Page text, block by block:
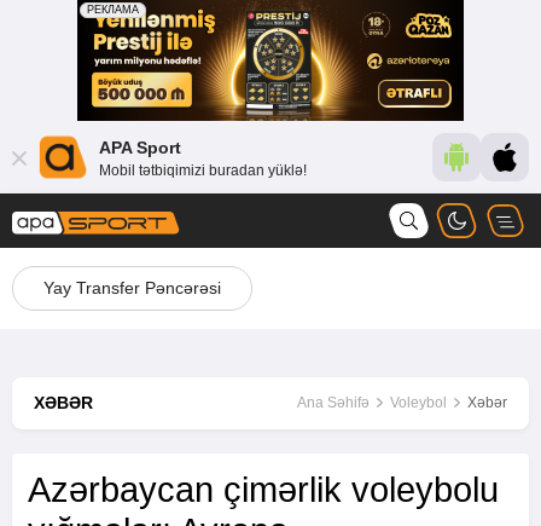
APA Sport
Mobil tətbiqimizi buradan yüklə!
Yay Transfer Pəncərəsi
XƏBƏR Ana Səhifə Voleybol Xəbər
Azərbaycan çimərlik voleybolu